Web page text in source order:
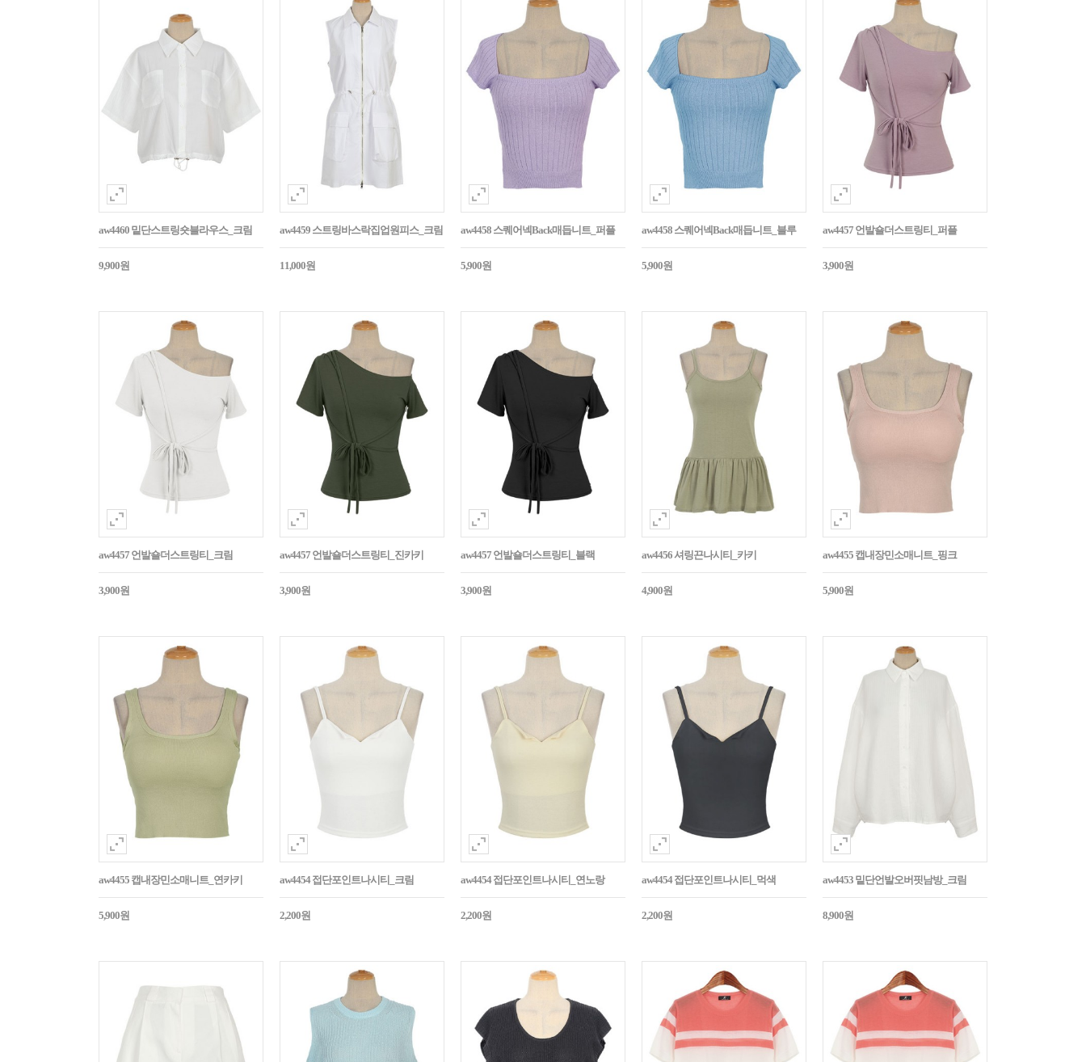
aw4460 밑단스트링숏블라우스_크림
9,900원
aw4459 스트링바스락집업원피스_크림
11,000원
aw4458 스퀘어넥Back매듭니트_퍼플
5,900원
aw4458 스퀘어넥Back매듭니트_블루
5,900원
aw4457 언발숄더스트링티_퍼플
3,900원
aw4457 언발숄더스트링티_크림
3,900원
aw4457 언발숄더스트링티_진카키
3,900원
aw4457 언발숄더스트링티_블랙
3,900원
aw4456 셔링끈나시티_카키
4,900원
aw4455 캡내장민소매니트_핑크
5,900원
aw4455 캡내장민소매니트_연카키
5,900원
aw4454 접단포인트나시티_크림
2,200원
aw4454 접단포인트나시티_연노랑
2,200원
aw4454 접단포인트나시티_먹색
2,200원
aw4453 밑단언발오버핏남방_크림
8,900원